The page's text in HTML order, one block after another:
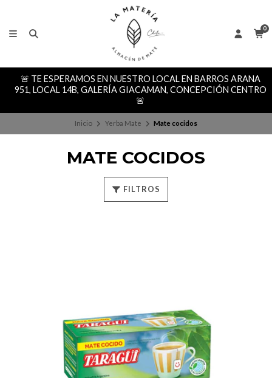
0
🚨 TE ESPERAMOS EN NUESTRO LOCAL EN BARROS ARANA
951, LOCAL 14B, GALERÍA GIACAMAN, CONCEPCIÓN CENTRO
🚨
Inicio Yerba Mate Mate cocidos
MATE COCIDOS
FILTROS